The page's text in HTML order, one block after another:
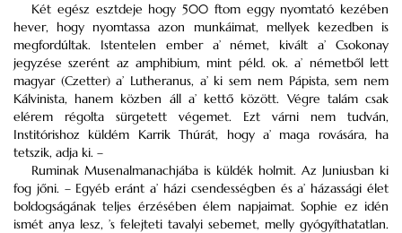
Két egész esztdeje hogy 500 ftom eggy nyomtató kezében
hever, hogy nyomtassa azon munkáimat, mellyek kezedben is
megfordúltak. Istentelen ember a’ német, kivált a’ Csokonay
jegyzése szerént az amphibium, mint péld. ok. a’ németből lett
magyar (Czetter) a’ Lutheranus, a’ ki sem nem Pápista, sem nem
Kálvinista, hanem közben áll a’ kettő között. Végre talám csak
elérem régolta sürgetett végemet. Ezt várni nem tudván,
Institórishoz küldém Karrik Thúrát, hogy a’ maga rovására, ha
tetszik, adja ki. –
Ruminak Musenalmanachjába is küldék holmit. Az Juniusban ki
fog jőni. – Egyéb eránt a’ házi csendességben és a’ házassági élet
boldogságának teljes érzésében élem napjaimat. Sophie ez idén
ismét anya lesz, ’s felejteti tavalyi sebemet, melly gyógyíthatatlan.